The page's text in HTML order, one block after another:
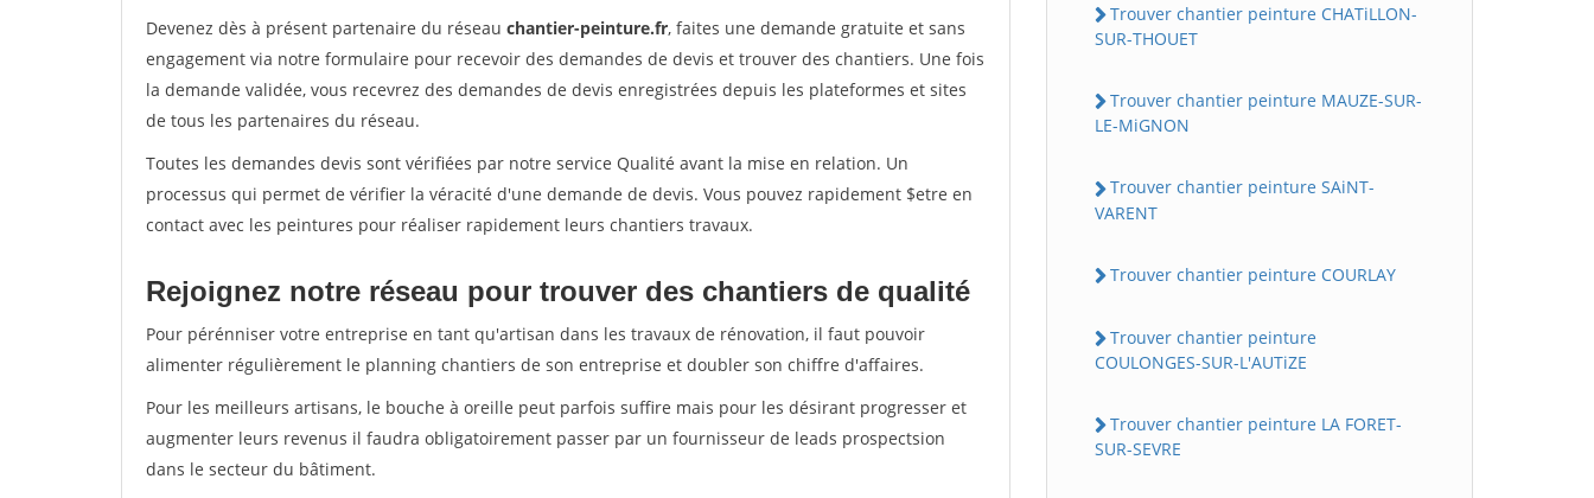
Devenez dès à présent partenaire du réseau chantier-peinture.fr, faites une demande gratuite et sans
engagement via notre formulaire pour recevoir des demandes de devis et trouver des chantiers. Une fois
la demande validée, vous recevrez des demandes de devis enregistrées depuis les plateformes et sites
de tous les partenaires du réseau.
Toutes les demandes devis sont vérifiées par notre service Qualité avant la mise en relation. Un
processus qui permet de vérifier la véracité d'une demande de devis. Vous pouvez rapidement $etre en
contact avec les peintures pour réaliser rapidement leurs chantiers travaux.
Rejoignez notre réseau pour trouver des chantiers de qualité
Pour pérénniser votre entreprise en tant qu'artisan dans les travaux de rénovation, il faut pouvoir
alimenter régulièrement le planning chantiers de son entreprise et doubler son chiffre d'affaires.
Pour les meilleurs artisans, le bouche à oreille peut parfois suffire mais pour les désirant progresser et
augmenter leurs revenus il faudra obligatoirement passer par un fournisseur de leads prospectsion
dans le secteur du bâtiment.
Trouver chantier peinture CHATiLLON-
SUR-THOUET
Trouver chantier peinture MAUZE-SUR-
LE-MiGNON
Trouver chantier peinture SAiNT-
VARENT
Trouver chantier peinture COURLAY
Trouver chantier peinture
COULONGES-SUR-L'AUTiZE
Trouver chantier peinture LA FORET-
SUR-SEVRE